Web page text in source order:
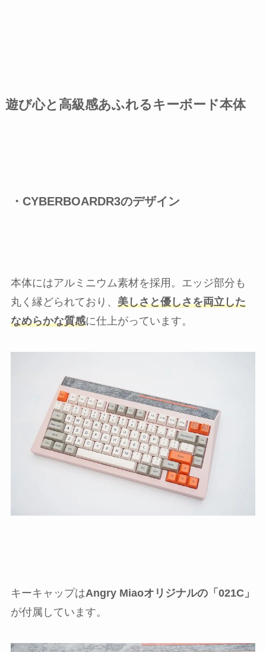
遊び心と高級感あふれるキーボード本体
・CYBERBOARDR3のデザイン
本体にはアルミニウム素材を採用。エッジ部分も
丸く縁どられており、 美しさと優しさを両立した
なめらかな質感に仕上がっています。
キーキャップはAngry Miaoオリジナルの「021C」
が付属しています。